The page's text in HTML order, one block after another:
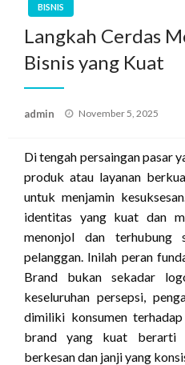
BISNIS
Langkah Cerdas
Bisnis yang Kuat
admin
Posted
November 5, 2025
Di tengah persaingan pasar
produk atau layanan
untuk menjamin
identitas yang kuat dan
menonjol dan terhubung
pelanggan. Inilah peran
Brand bukan sekadar
keseluruhan persepsi,
dimiliki konsumen
brand yang kuat berarti
berkesan dan janji yang